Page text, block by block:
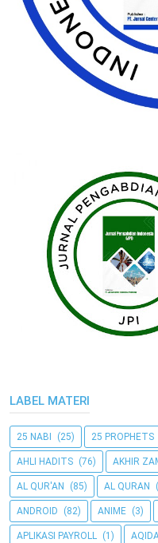
LABEL MATERI
25 NABI (25) 25 PROPHETS
AHLI HADITS (76) AKHIR
AL QUR'AN (85) AL QURAN
ANDROID (82) ANIME (3)
APLIKASI PAYROLL (1)